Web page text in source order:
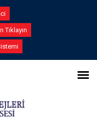
Tıklayın